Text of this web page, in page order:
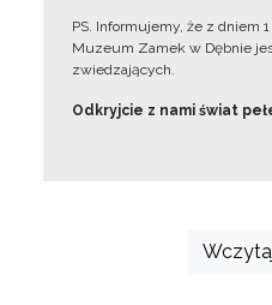
PS. Informujemy, że z dniem
Muzeum Zamek w Dębnie
zwiedzających.
Odkryjcie z nami świat